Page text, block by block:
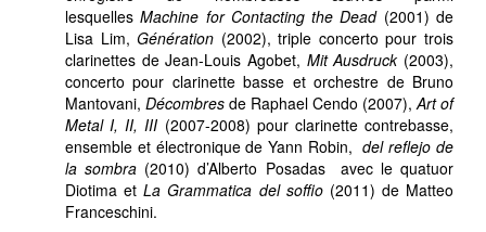
lesquellesMachine for Contacting the Dead (2001) de
Lisa Lim,Génération (2002), triple concerto pour trois
clarinettes de Jean-Louis Agobet, Mit Ausdruck (2003),
concerto pour clarinette basse et orchestre de Bruno
Mantovani, Décombres de Raphael Cendo (2007),Art of
Metal I, II, III (2007-2008) pour clarinette contrebasse,
ensemble et électronique de Yann Robin,del reflejo de
la sombra (2010) d’Alberto Posadas avec le quatuor
Diotima etLa Grammatica del soffio(2011) de Matteo
Franceschini.